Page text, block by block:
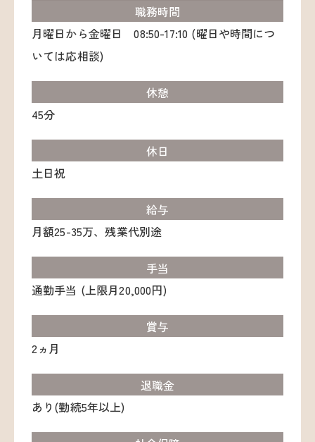
職務時間
月曜日から金曜日 08:50-17:10 (曜日や時間につ
いては応相談)
休憩
45分
休日
土日祝
給与
月額25-35万、残業代別途
手当
通勤手当 (上限月20,000円)
賞与
2ヵ月
退職金
あり(勤続5年以上)